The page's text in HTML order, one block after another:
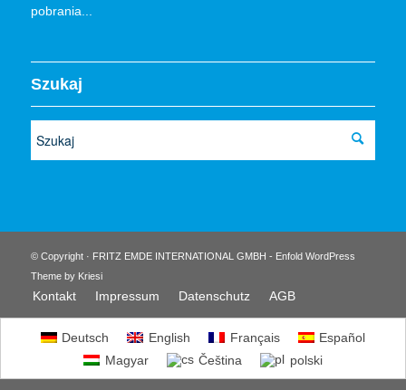
pobrania...
Szukaj
© Copyright · FRITZ EMDE INTERNATIONAL GMBH - Enfold WordPress
Theme by Kriesi
Kontakt Impressum Datenschutz AGB
Deutsch English Français
Español
Magyar
Čeština polski